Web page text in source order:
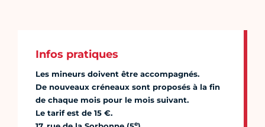
Infos pratiques
Les mineurs doivent être accompagnés.
De nouveaux créneaux sont proposés à la fin
de chaque mois pour le mois suivant.
Le tarif est de 15 €.
e